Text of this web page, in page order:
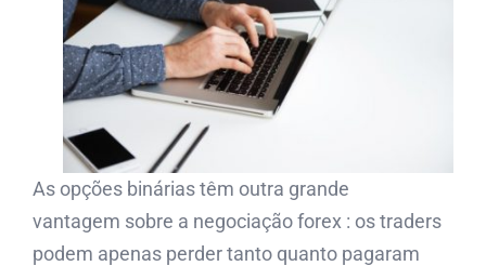
As opções binárias têm outra grande
vantagem sobre a negociação forex : os traders
podem apenas perder tanto quanto pagaram